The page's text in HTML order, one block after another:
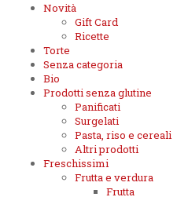
Novità
Gift Card
Ricette
Torte
Senza categoria
Bio
Prodotti senza glutine
Panificati
Surgelati
Pasta, riso e cereali
Altri prodotti
Freschissimi
Frutta e verdura
Frutta